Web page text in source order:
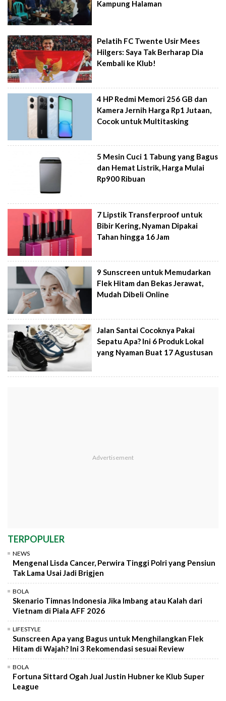
Kampung Halaman
Pelatih FC Twente Usir Mees
Hilgers: Saya Tak Berharap Dia
Kembali ke Klub!
4 HP Redmi Memori 256 GB dan
Kamera Jernih Harga Rp1 Jutaan,
Cocok untuk Multitasking
5 Mesin Cuci 1 Tabung yang Bagus
dan Hemat Listrik, Harga Mulai
Rp900 Ribuan
7 Lipstik Transferproof untuk
Bibir Kering, Nyaman Dipakai
Tahan hingga 16 Jam
9 Sunscreen untuk Memudarkan
Flek Hitam dan Bekas Jerawat,
Mudah Dibeli Online
Jalan Santai Cocoknya Pakai
Sepatu Apa? Ini 6 Produk Lokal
yang Nyaman Buat 17 Agustusan
TERPOPULER
NEWS
Mengenal Lisda Cancer, Perwira Tinggi Polri yang Pensiun
Tak Lama Usai Jadi Brigjen
BOLA
Skenario Timnas Indonesia Jika Imbang atau Kalah dari
Vietnam di Piala AFF 2026
LIFESTYLE
Sunscreen Apa yang Bagus untuk Menghilangkan Flek
Hitam di Wajah? Ini 3 Rekomendasi sesuai Review
BOLA
Fortuna Sittard Ogah Jual Justin Hubner ke Klub Super
League